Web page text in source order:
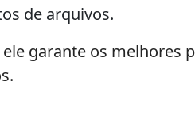
de arquivos.
garante os melhores